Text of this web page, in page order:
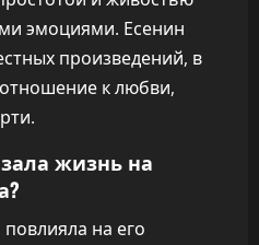
эмоциями. Есенин
произведений, в
к любви,
жизнь на
на его